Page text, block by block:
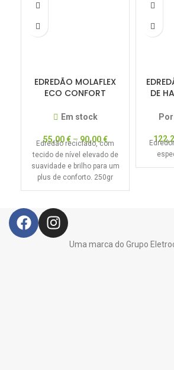
EDREDÃO MOLAFLEX
ECO CONFORT
Em stock
55,00€– 90,00€
Edredão reciclado, com
tecido de nível elevado de
suavidade e brilho para um
plus de conforto. 250gr
DE
Uma marca do Grupo